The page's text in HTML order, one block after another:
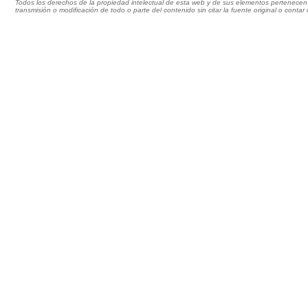
Todos los derechos de la propiedad intelectual de esta web y de sus elementos
transmisión o modificación de todo o parte del contenido sin citar la fuente original o